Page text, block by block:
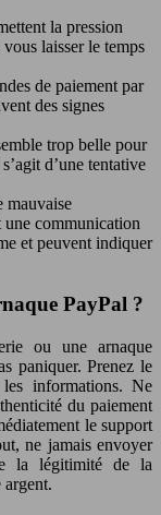
la pression
laisser le temps
de paiement par
des signes
trop belle pour
d’une tentative
une communication
et peuvent indiquer
PayPal ?
ou une arnaque
paniquer. Prenez le
informations. Ne
du paiement
le support
ne jamais envoyer
la légitimité de la
argent.